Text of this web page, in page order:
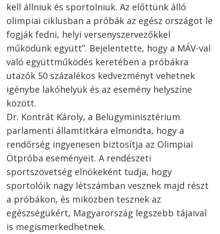
kell állniuk és sportolniuk. Az előttünk álló
olimpiai ciklusban a próbák az egész országot le
fogják fedni, helyi versenyszervezőkkel
működünk együtt”. Bejelentette, hogy a MÁV-val
való együttműködés keretében a próbákra
utazók 50 százalékos kedvezményt vehetnek
igénybe lakóhelyük és az esemény helyszíne
között.
Dr. Kontrát Károly, a Belügyminisztérium
parlamenti államtitkára elmondta, hogy a
rendőrség ingyenesen biztosítja az Olimpiai
Ötpróba eseményeit. A rendészeti
sportszövetség elnökeként tudja, hogy
sportolóik nagy létszámban vesznek majd részt
a próbákon, és miközben tesznek az
egészségükért, Magyarország legszebb tájaival
is megismerkedhetnek.